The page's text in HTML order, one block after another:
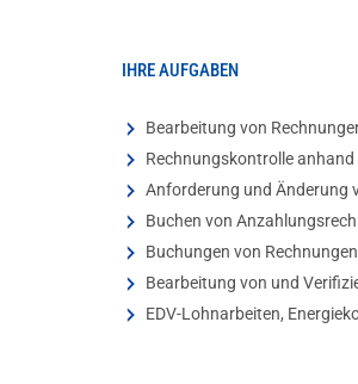
IHRE AUFGABEN
Bearbeitung von
Rechnungskontrolle
Anforderung und Änderung
Buchen von
Buchungen von Rechnungen
Bearbeitung von und
EDV-Lohnarbeiten,